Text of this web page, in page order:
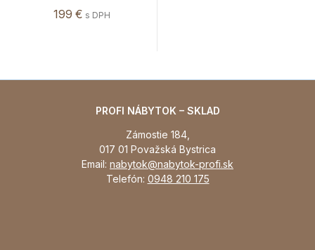
199 € s DPH
PROFI NÁBYTOK – SKLAD
Zámostie 184,
017 01 Považská Bystrica
Email: nabytok@nabytok-profi.sk
Telefón: 0948 210 175